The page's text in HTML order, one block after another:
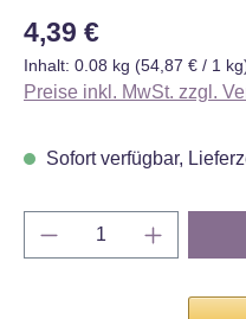
Regulärer Preis:
4,39 €
Inhalt: 0.08 kg (54,87 € / 1
Preise inkl. MwSt. zzgl.
Sofort verfügbar,
Produkt Anzahl: